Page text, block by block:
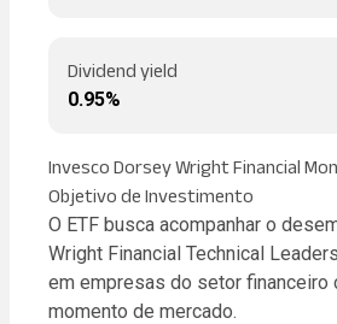
Dividend yield
0.95%
Invesco Dorsey Wright Financial
Objetivo de Investimento
O ETF busca acompanhar o
Wright Financial Technical
em empresas do setor financeiro
momento de mercado.